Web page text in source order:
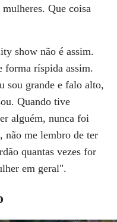
mulheres. Que coisa
show não é assim.
forma ríspida assim.
sou grande e falo alto,
Quando tive
alguém, nunca foi
não me lembro de ter
quantas vezes for
em geral".